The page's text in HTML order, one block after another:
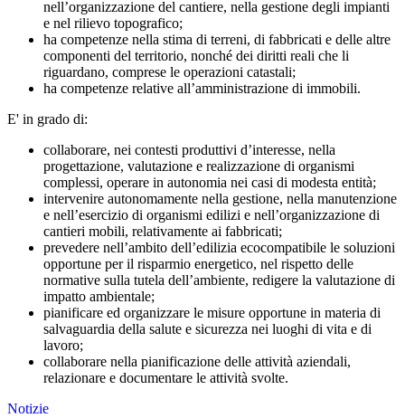
nell’organizzazione del cantiere, nella gestione degli impianti
e nel rilievo topografico;
ha competenze nella stima di terreni, di fabbricati e delle altre
componenti del territorio, nonché dei diritti reali che li
riguardano, comprese le operazioni catastali;
ha competenze relative all’amministrazione di immobili.
E' in grado di:
collaborare, nei contesti produttivi d’interesse, nella
progettazione, valutazione e realizzazione di organismi
complessi, operare in autonomia nei casi di modesta entità;
intervenire autonomamente nella gestione, nella manutenzione
e nell’esercizio di organismi edilizi e nell’organizzazione di
cantieri mobili, relativamente ai fabbricati;
prevedere nell’ambito dell’edilizia ecocompatibile le soluzioni
opportune per il risparmio energetico, nel rispetto delle
normative sulla tutela dell’ambiente, redigere la valutazione di
impatto ambientale;
pianificare ed organizzare le misure opportune in materia di
salvaguardia della salute e sicurezza nei luoghi di vita e di
lavoro;
collaborare nella pianificazione delle attività aziendali,
relazionare e documentare le attività svolte.
Notizie